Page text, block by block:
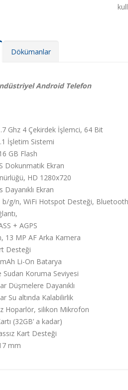
Dökümanlar
Android Telefon
Ghz 4 Çekirdek İşlemci, 64 Bit
İşletim Sistemi
GB Flash
Dokunmatik Ekran
HD 1280x720
Dayanıklı Ekran
b/g/n, WiFi Hotspot Desteği,
+ AGPS
13 MP AF Arka Kamera
Desteği
Li-On Batarya
Sudan Koruma Seviyesi
Düşmelere Dayanıklı
Su altında Kalabilirlik
Hoparlör, silikon Mikrofon
(32GB’ a kadar)
Kart Desteği
mm